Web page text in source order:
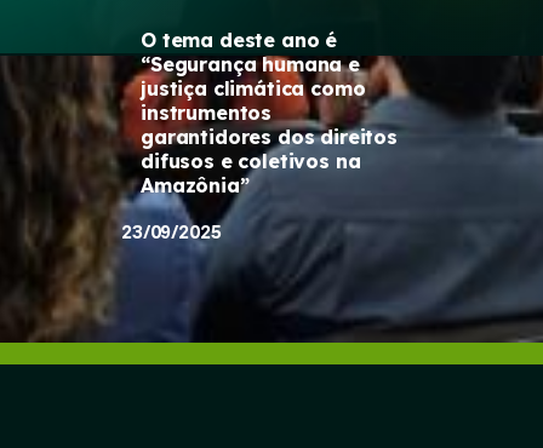
O tema deste ano é
“Segurança humana e
justiça climática como
instrumentos
garantidores dos direitos
difusos e coletivos na
Amazônia”
23/09/2025